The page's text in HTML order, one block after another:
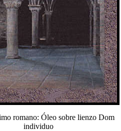
romano: Óleo sobre lienzo Dom
individuo